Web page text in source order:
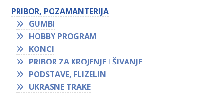
PRIBOR, POZAMANTERIJA
GUMBI
HOBBY PROGRAM
KONCI
PRIBOR ZA KROJENJE I ŠIVANJE
PODSTAVE, FLIZELIN
UKRASNE TRAKE